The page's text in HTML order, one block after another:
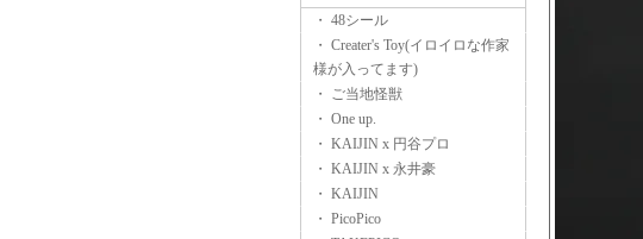
・ 48シール
・ Creater's Toy(イロイロな作家
様が入ってます)
・ ご当地怪獣
・ One up.
・ KAIJIN x 円谷プロ
・ KAIJIN x 永井豪
・ KAIJIN
・ PicoPico